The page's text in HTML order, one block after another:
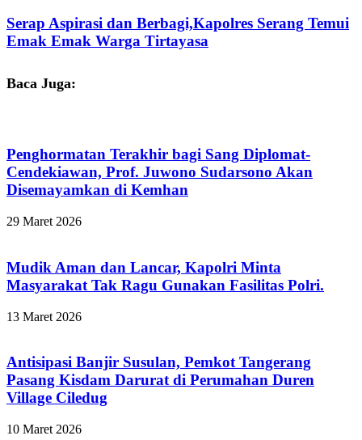
Serap Aspirasi dan Berbagi,Kapolres Serang Temui
Emak Emak Warga Tirtayasa
Baca Juga:
Penghormatan Terakhir bagi Sang Diplomat-
Cendekiawan, Prof. Juwono Sudarsono Akan
Disemayamkan di Kemhan
29 Maret 2026
Mudik Aman dan Lancar, Kapolri Minta
Masyarakat Tak Ragu Gunakan Fasilitas Polri.
13 Maret 2026
Antisipasi Banjir Susulan, Pemkot Tangerang
Pasang Kisdam Darurat di Perumahan Duren
Village Ciledug
10 Maret 2026